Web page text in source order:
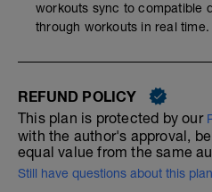
workouts sync to compatible
through workouts in real time.
REFUND POLICY
This plan is protected by our
with the author's approval,
equal value from the same
Still have questions about this